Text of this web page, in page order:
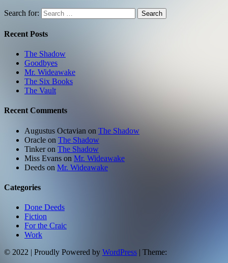
Search for: Search
Recent Posts
The Shadow
Goodbyes
Mr. Wideawake
The Six Books
The Vault
Recent Comments
Augustus Octavian on The Shadow
Oracle on The Shadow
Tinkeron The Shadow
Miss Evans on Mr. Wideawake
Deeds on Mr. Wideawake
Categories
Done Deeds
Fiction
For the Craic
Work
© 2022 | Proudly Powered by WordPress | Theme: